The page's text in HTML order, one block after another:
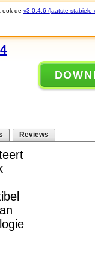
ook de v3.0.4.6 (laatste stabiele
Reviews